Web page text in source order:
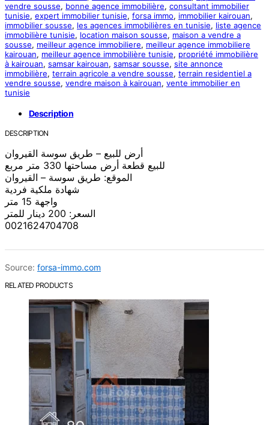
vendre sousse, bonne agence immobilière, consultant immobilier
tunisie, expert immobilier tunisie, forsa immo, immobilier kairouan,
immobilier sousse, les agences immobilières en tunisie, liste agence
immobilière tunisie, location maison sousse, maison a vendre a
sousse, meilleur agence immobiliere, meilleur agence immobiliere
kairouan, meilleur agence immobilière tunisie, propriété immobilière
à kairouan, samsar kairouan, samsar sousse, site annonce
immobilière, terrain agricole a vendre sousse, terrain residentiel a
vendre sousse, vendre maison à kairouan, vente immobilier en
tunisie
Description
DESCRIPTION
أرض للبيع – طريق سوسة القيروان
للبيع قطعة أرض مساحتها 330 متر مربع
الموقع: طريق سوسة – القيروان
شهادة ملكية فردية
واجهة 15 متر
السعر: 200 دينار للمتر
0021624704708
Source: forsa-immo.com
RELATED PRODUCTS